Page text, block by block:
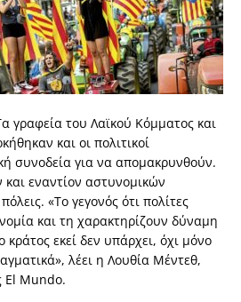
γραφεία του Λαϊκού Κόμματος και
και οι πολιτικοί
συνοδεία για να απομακρυνθούν.
εναντίον αστυνομικών
«Το γεγονός ότι πολίτες
και τη χαρακτηρίζουν δύναμη
κράτος εκεί δεν υπάρχει, όχι μόνο
λέει η Λουθία Μέντεθ,
El Mundo.